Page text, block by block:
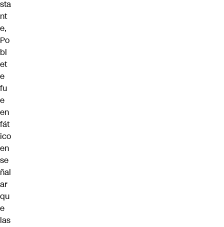
sta
nt
e,
Po
bl
et
e
fu
e
en
fát
ico
en
se
ñal
ar
qu
e
las